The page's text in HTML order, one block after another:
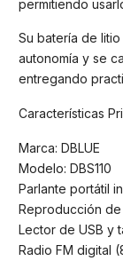
permitiendo
Su batería de
autonomía y se
entregando
Características
Marca: DBLUE
Modelo: DBS110
Parlante portátil
Reproducción
Lector de USB y
Radio FM digital